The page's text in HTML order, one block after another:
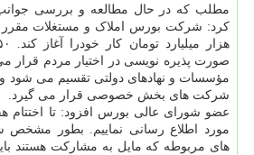
مطلب که در حال مطالعه و بررسی
شرکت های بخش خصوصی قرار می گیرد.
عضو شورای عالی بورس افزود: تا اختتام
مورد اطلاع رسانی نماییم. بطور
های مربوطه که مایل به مشارکت هستند